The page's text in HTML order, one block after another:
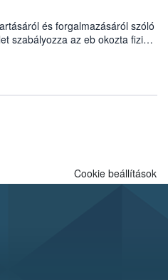
és forgalmazásáról szóló
szabályozza az eb okozta fizikai
felmerülő
veszélyes eb tartását és annak
jártas szakértőt.
Cookie beállítások